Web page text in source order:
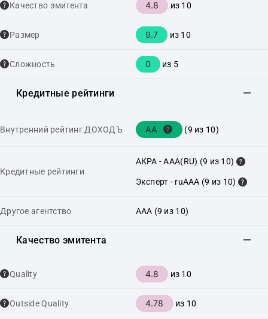
Качество эмитента 4.8 из 10
Размер 9.7 из 10
Сложность 0 из 5
Кредитные рейтинги
Внутренний рейтинг ДОХОДЪ AA (9 из 10)
Кредитные рейтинги
АКРА - AAA(RU) (9 из 10)
Эксперт - ruAAA (9 из 10)
Другое агентство AAA (9 из 10)
Качество эмитента
Quality 4.8 из 10
Outside Quality 4.78 из 10